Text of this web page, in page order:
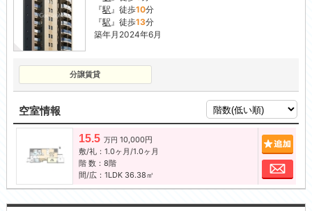
『駅』徒歩10分
『駅』徒歩13分
築年月2024年6月
分譲賃貸
空室情報
15.5 万円 10,000円
敷/礼：1.0ヶ月/1.0ヶ月
階 数：8階
間/広：1LDK 36.38㎡
お